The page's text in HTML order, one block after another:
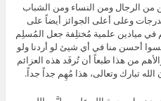
من الرجال ومن النساء ومن الشباب
وعلى أعلى الجوائز أيضاً على
في ميادين علمية مُختلِفة جعل المُسلِم
أحسن منا في أي شيئ لو أردنا ولو
من هذا طبعاً أن تُرفَد هذه العزائم
الله تبارك وتعالى، هذا مُهِم جداً جداً.